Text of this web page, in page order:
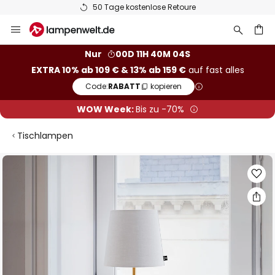
50 Tage kostenlose Retoure
Inhalt
Nur
00D 11H 40M 03S
EXTRA 10% ab 109 € & 13% ab 159 €auf fast alles
Code:RABATT kopieren
WOW Week:Bis zu -70%
Tischlampen
Zum